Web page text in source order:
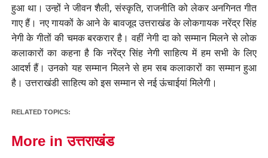
हुआ था। उन्हों ने जीवन शैली, संस्कृति, राजनीति को लेकर अनगिनत गीत
गाए हैं। नए गायकों के आने के बावजूद उत्तराखंड के लोकगायक नरेंद्र सिंह
नेगी के गीतों की चमक बरकरार है। वहीं नेगी दा को सम्मान मिलने से लोक
कलाकारों का कहना है कि नरेंद्र सिंह नेगी साहित्य में हम सभी के लिए
आदर्श हैं। उनको यह सम्मान मिलने से हम सब कलाकारों का सम्मान हुआ
है। उत्तराखंडी साहित्य को इस सम्मान से नई ऊंचाईयां मिलेगी।
RELATED TOPICS:
More in उत्तराखंड